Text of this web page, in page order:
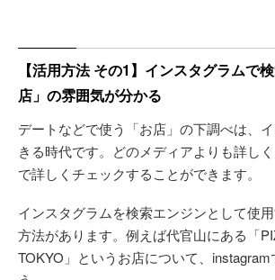
【活用方法 その1】インスタグラムで
店」の雰囲気が分かる
デートなどで使う「お店」の下調べは、
きる時代です。どのメディアよりも詳し
で詳しくチェックすることができます。
インスタグラムを検索エンジンとして使
方法があります。例えば代官山にある「
TOKYO」というお店について、instagram